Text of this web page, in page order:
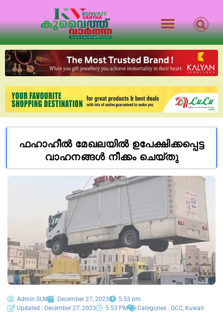
ഫഹാഹീൽ മേഖലയിൽ ഉപേക്ഷിക്കപ്പെട്ട
വാഹനങ്ങൾ നീക്കം ചെയ്തു
Admin SLM December 27, 2023
5:53 pm
Updated : December 27, 2023
5:53 PM Categories : GCC Kuwait